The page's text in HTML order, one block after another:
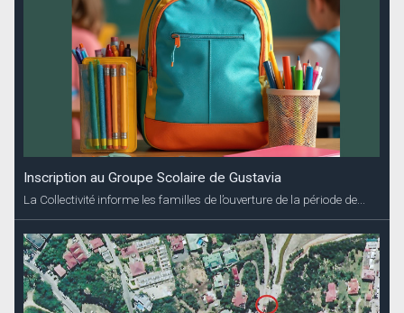
Inscription au Groupe Scolaire de Gustavia
La Collectivité informe les familles de l’ouverture de la période de...